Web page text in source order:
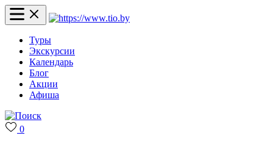
Туры
Экскурсии
Календарь
Блог
Акции
Афиша
0